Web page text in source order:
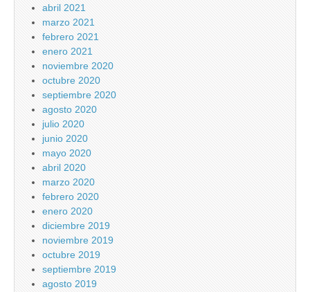
abril 2021
marzo 2021
febrero 2021
enero 2021
noviembre 2020
octubre 2020
septiembre 2020
agosto 2020
julio 2020
junio 2020
mayo 2020
abril 2020
marzo 2020
febrero 2020
enero 2020
diciembre 2019
noviembre 2019
octubre 2019
septiembre 2019
agosto 2019